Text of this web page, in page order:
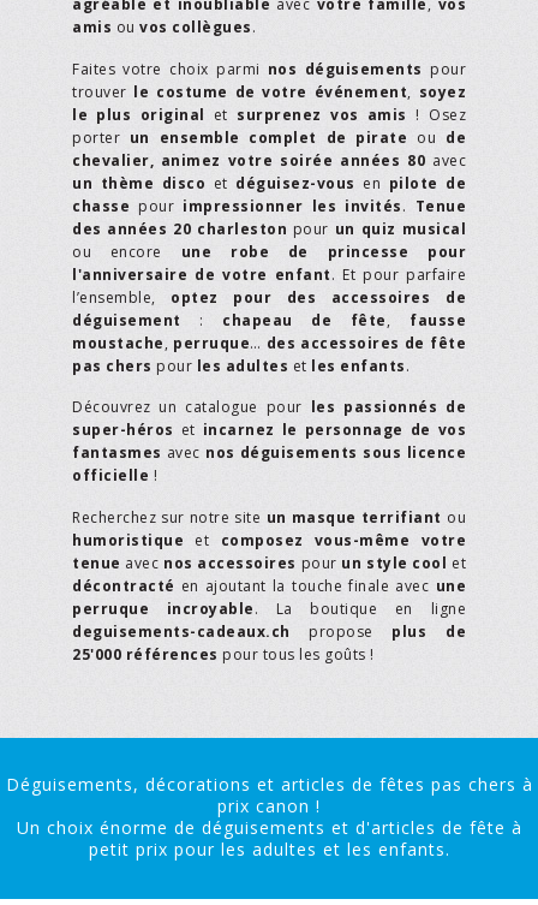
agréable et inoubliable avec votre famille, vos
amis ou vos collègues.
Faites votre choix parmi nos déguisements pour
trouver le costume de votre événement, soyez
le plus original et surprenez vos amis ! Osez
porter un ensemble complet de pirate ou de
chevalier, animez votre soirée années 80 avec
un thème disco et déguisez-vous en pilote de
chasse pour impressionner les invités. Tenue
des années 20 charleston pour un quiz musical
ou encore une robe de princesse pour
l'anniversaire de votre enfant. Et pour parfaire
l’ensemble, optez pour des accessoires de
déguisement : chapeau de fête, fausse
moustache, perruque… des accessoires de fête
pas chers pour les adultes et les enfants.
Découvrez un catalogue pour les passionnés de
super-héros et incarnez le personnage de vos
fantasmes avec nos déguisements sous licence
officielle !
Recherchez sur notre site un masque terrifiant ou
humoristique et composez vous-même votre
tenue avec nos accessoires pour un style cool et
décontracté en ajoutant la touche finale avec une
perruque incroyable. La boutique en ligne
deguisements-cadeaux.ch propose plus de
25'000 références pour tous les goûts !
Déguisements, décorations et articles de fêtes pas chers à
prix canon !
Un choix énorme de déguisements et d'articles de fête à
petit prix pour les adultes et les enfants.